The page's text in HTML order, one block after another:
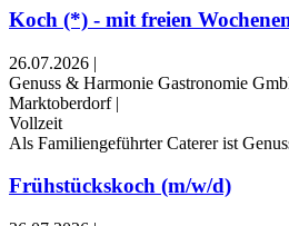
Koch (*) - mit freien
26.07.2026 |
Genuss & Harmonie Gastronomie
Marktoberdorf |
Vollzeit
Als Familiengeführter Caterer ist
Frühstückskoch (m/w/d)